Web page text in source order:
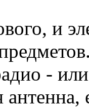
и
-